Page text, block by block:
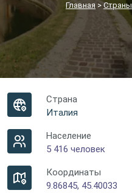
Главная > Страны
Страна
Италия
Население
5 416 человек
Координаты
9.86845, 45.40033